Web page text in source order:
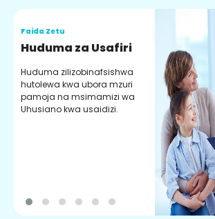
Faida Zetu
Huduma za Usafiri
Huduma zilizobinafsishwa
hutolewa kwa ubora mzuri
pamoja na msimamizi wa
Uhusiano kwa usaidizi.